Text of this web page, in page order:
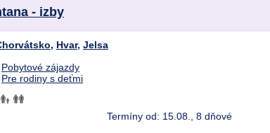
- izby
, Hvar, Jelsa
Pobytové zájazdy
Pre rodiny s deťmi
Termíny od: 15.08., 8 dňové